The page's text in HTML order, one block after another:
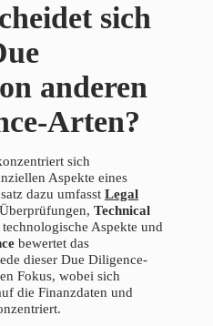
sich
anderen
Arten?
sich
Aspekte eines
dazu umfasst Legal
Technical
Aspekte und
bewertet das
dieser Due Diligence-
Fokus, wobei sich
die Finanzdaten und